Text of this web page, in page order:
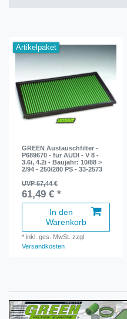
Artikelpaket
GREEN Austauschfilter -
P689670 - für AUDI - V 8 -
3.6i, 4.2i - Baujahr: 10/88 >
2/94 - 250/280 PS - 33-2573
UVP 67,44 €
61,49 € *
In den
Warenkorb
*inkl. ges. MwSt. zzgl.
Versandkosten